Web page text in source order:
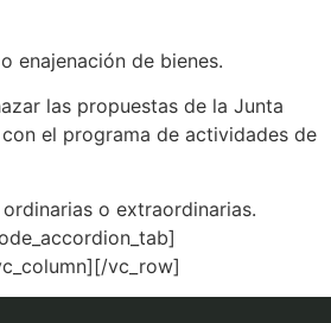
enajenación de bienes.
las propuestas de la Junta
el programa de actividades de
o extraordinarias.
vc_row]